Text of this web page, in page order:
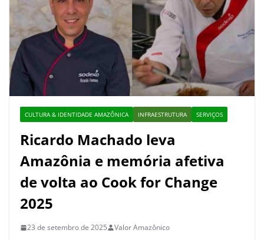
CULTURA & IDENTIDADE AMAZÔNICA INFRAESTRUTURA SERVIÇOS
Ricardo Machado leva
Amazônia e memória afetiva
de volta ao Cook for Change
2025
23 de setembro de 2025 Valor Amazônico